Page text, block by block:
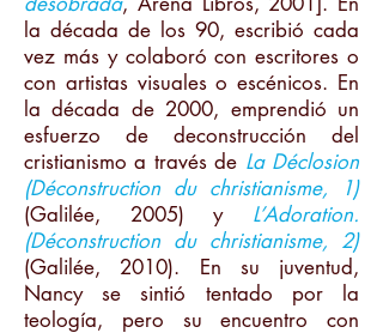
la década de los 90, escribió cada
vez más y colaboró con escritores o
con artistas visuales o escénicos. En
la década de 2000, emprendió un
esfuerzo de deconstrucción del
cristianismo a través de La Déclosion
(Déconstruction du christianisme, 1)
(Galilée, 2005) y L’Adoration.
(Déconstruction du christianisme, 2)
(Galilée, 2010). En su juventud,
Nancy se sintió tentado por la
teología, pero su encuentro con